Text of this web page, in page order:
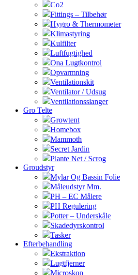
Co2
Fittings – Tilbehør
Hygro & Thermometer
Klimastyring
Kulfilter
Luftfugtighed
Ona Lugtkontrol
Opvarmning
Ventilationskit
Ventilator / Udsug
Ventilationsslanger
Gro Telte
Growtent
Homebox
Mammoth
Secret Jardin
Plante Net / Scrog
Groudstyr
Mylar Og Bassin Folie
Måleudstyr Mm.
PH – EC Målere
PH Regulering
Potter – Underskåle
Skadedyrskontrol
Tasker
Efterbehandling
Ekstraktion
Lugtfjerner
Microskop